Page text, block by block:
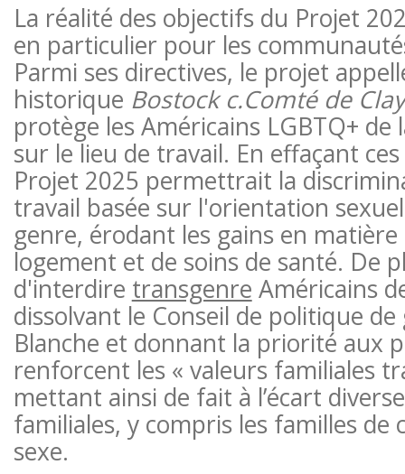
La réalité des objectifs du Projet
en particulier pour les
Parmi ses directives, le projet
historique Bostock c.Comté de
protège les Américains LGBTQ+
sur le lieu de travail. En effaçant
Projet 2025 permettrait la
travail basée sur l'orientation
genre, érodant les gains en
logement et de soins de santé. De
d'interdire transgenre Américains
dissolvant le Conseil de politique
Blanche et donnant la priorité aux
renforcent les « valeurs familiales
mettant ainsi de fait à l’écart
familiales, y compris les familles de
sexe.